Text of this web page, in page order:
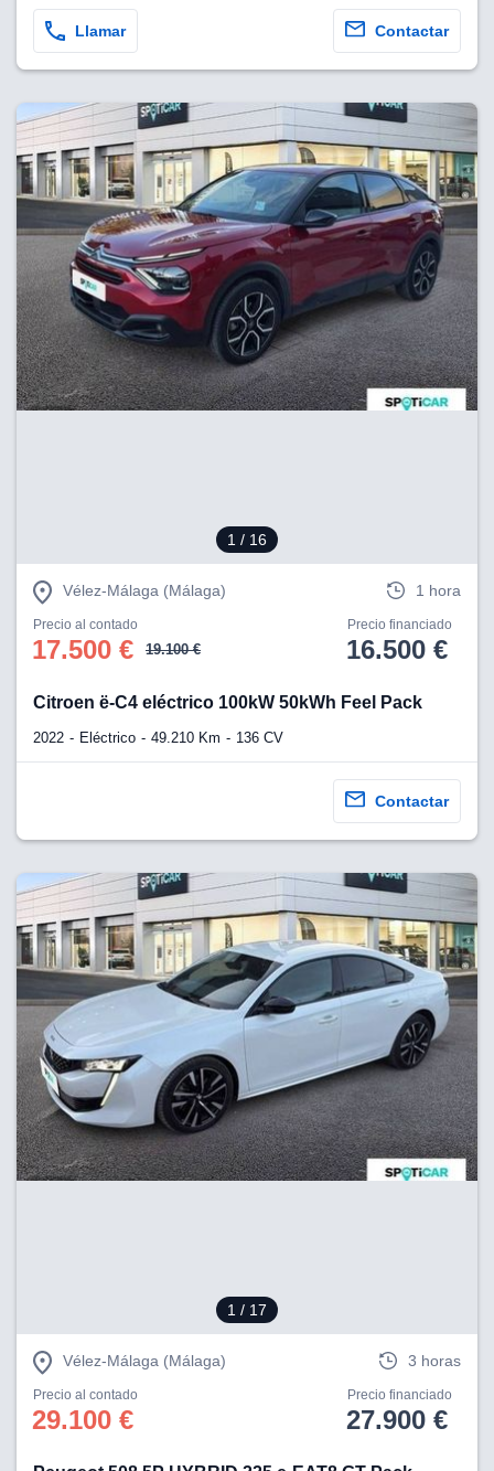
Llamar Contactar
1 / 16
Vélez-Málaga (Málaga) 1 hora
Precio al contado
17.500 € 19.100 €
Precio financiado
16.500 €
Citroen ë-C4 eléctrico 100kW 50kWh Feel Pack
2022 Eléctrico 49.210 Km 136 CV
Contactar
1 / 17
Vélez-Málaga (Málaga) 3 horas
Precio al contado
29.100 €
Precio financiado
27.900 €